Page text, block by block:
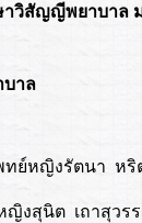
าวิสัญญีพยาบาล
าล
แพทย์หญิงรั
ต เถาสุวร